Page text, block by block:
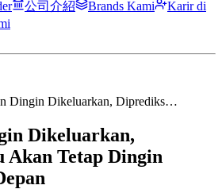
公司介紹 Brands Kami
Karir di
Dingin Dikeluarkan, Diprediks…
Dikeluarkan,
Akan Tetap Dingin